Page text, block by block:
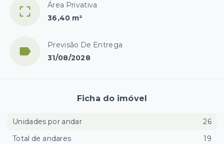
Área Privativa
36,40 m²
Previsão De Entrega
31/08/2028
Ficha do imóvel
Unidades por andar
26
Total de andares
19